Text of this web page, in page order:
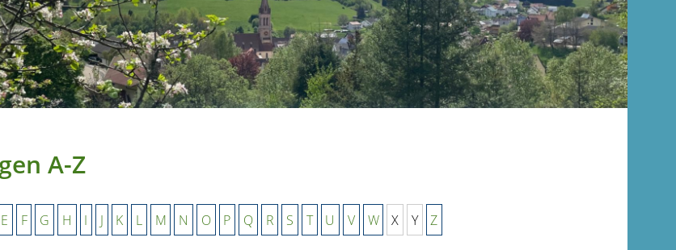
A-Z
E F G H I J K L M N O P Q R S T U V W X Y Z